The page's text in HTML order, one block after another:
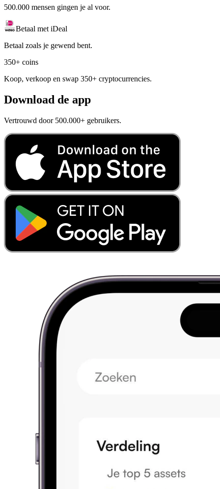
500.000 mensen gingen je al voor.
Betaal met iDeal
Betaal zoals je gewend bent.
350+ coins
Koop, verkoop en swap 350+ cryptocurrencies.
Download de app
Vertrouwd door 500.000+ gebruikers.